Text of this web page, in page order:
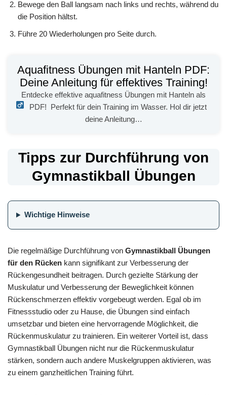
Bewege den Ball langsam nach links und rechts, während du
die Position hältst.
Führe 20 Wiederholungen pro Seite durch.
Aquafitness Übungen mit Hanteln PDF:
Deine Anleitung für effektives Training!
Entdecke effektive aquafitness Übungen mit Hanteln als
PDF! Perfekt für dein Training im Wasser. Hol dir jetzt
deine Anleitung…
Tipps zur Durchführung von
Gymnastikball Übungen
Wichtige Hinweise
Die regelmäßige Durchführung von Gymnastikball Übungen
für den Rücken kann signifikant zur Verbesserung der
Rückengesundheit beitragen. Durch gezielte Stärkung der
Muskulatur und Verbesserung der Beweglichkeit können
Rückenschmerzen effektiv vorgebeugt werden. Egal ob im
Fitnessstudio oder zu Hause, die Übungen sind einfach
umsetzbar und bieten eine hervorragende Möglichkeit, die
Rückenmuskulatur zu trainieren. Ein weiterer Vorteil ist, dass
Gymnastikball Übungen nicht nur die Rückenmuskulatur
stärken, sondern auch andere Muskelgruppen aktivieren, was
zu einem ganzheitlichen Training führt.